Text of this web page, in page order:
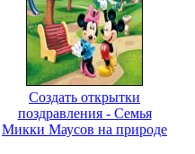
Создать открытки
поздравления - Семья
Микки Маусов на природе